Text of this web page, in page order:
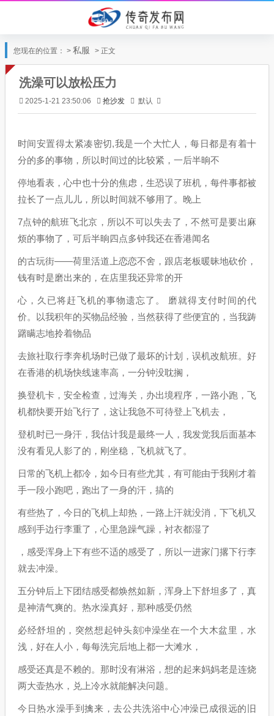
您现在的位置： > 私服 > 正文
洗澡可以放松压力
2025-1-21 23:50:06 抢沙发 默认
时间安置得太紧凑密切,我是一个大忙人，每日都是有着十
分的多的事物，所以时间过的比较紧，一后半晌不
停地看表，心中也十分的焦虑，生恐误了班机，每件事都被
拉长了一点儿儿，所以时间就不够用了。晚上
7点钟的航班飞北京，所以不可以失去了，不然可是要出麻
烦的事物了，可后半晌四点多钟我还在香港闻名
的古玩街——荷里活道上恋恋不舍，跟店老板暖昧地砍价，
钱有时是磨出来的，在店里我还异常的开
心，久已将赶飞机的事物遗忘了。 磨就得支付时间的代
价。以我积年的买物品经验，当然获得了些便宜的，当我踌
躇瞒志地拎着物品
去旅社取行李奔机场时已做了最坏的计划，误机改航班。好
在香港的机场快线速率高，一分钟没耽搁，
换登机卡，安全检查，过海关，办出境程序，一路小跑，飞
机都快要开始飞行了，这让我急不可待登上飞机去，
登机时已一身汗，我估计我是最终一人，我发觉我后面基本
没有看见人影了的，刚坐稳，飞机就飞了。
日常的飞机上都冷，如今日有些尤其，有可能由于我刚才着
手一段小跑吧，跑出了一身的汗，搞的
有些热了，今日的飞机上却热，一路上汗就没消，下飞机又
感到手边行李重了，心里急躁气躁，衬衣都湿了
，感受浑身上下有些不适的感受了，所以一进家门撂下行李
就去冲澡。
五分钟后上下团结感受都焕然如新，浑身上下舒坦多了，真
是神清气爽的。热水澡真好，那种感受仍然
必经舒坦的，突然想起钟头刻冲澡坐在一个大木盆里，水
浅，好在人小，每每洗完后地上都一大滩水，
感受还真是不赖的。那时没有淋浴，想的起来妈妈老是连烧
两大壶热水，兑上冷水就能解决问题。
今日热水澡手到擒来，去公共洗浴中心冲澡已成很远的旧